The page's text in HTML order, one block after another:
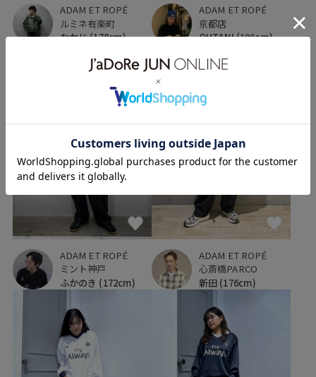
ADAM ET ROPÉ
ルミネ有楽町
なかじ(178cm)
ADAM ET ROPÉ
京都店
OHTANI(180cm)
ADAM ET ROPÉ
ミント神戸
ふかのき (172cm)
ADAM ET ROPÉ
心斎橋PARCO
新田 (176cm)